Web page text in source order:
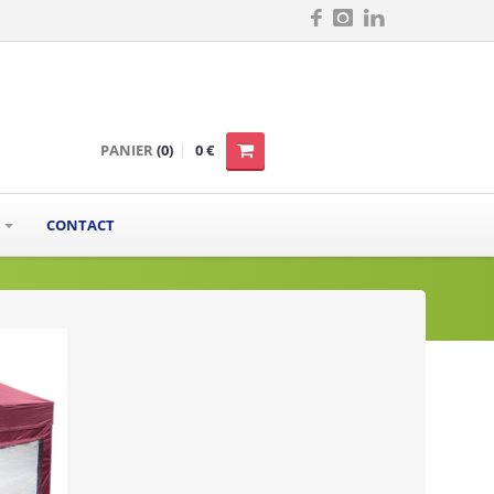
PANIER(0) 0 €
CONTACT